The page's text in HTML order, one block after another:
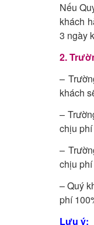
Nếu
khách
3 ngày
2.
–
khách
–
chịu
–
chịu
– Quý
phí
Lưu ý: